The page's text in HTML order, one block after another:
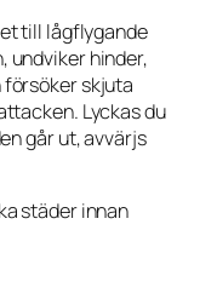
till lågflygande
undviker hinder,
skjuta
Lyckas du
går ut, avvärjs
städer innan